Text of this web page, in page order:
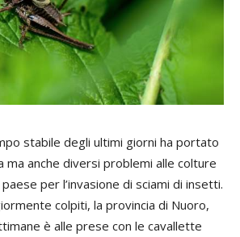
stabile degli ultimi giorni ha portato
ma anche diversi problemi alle colture
per l’invasione di sciami di insetti.
colpiti, la provincia di Nuoro,
è alle prese con le cavallette